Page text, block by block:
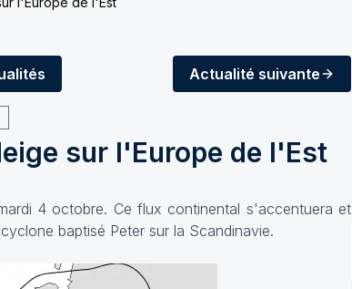
Actualité suivante
sur l'Europe de l'Est
4 octobre. Ce flux continental s'accentuera et
baptisé Peter sur la Scandinavie.